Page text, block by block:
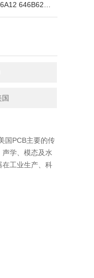
美国PCB传感器实拍视频
国PCB主要的传
学、模态及水
在工业生产、科